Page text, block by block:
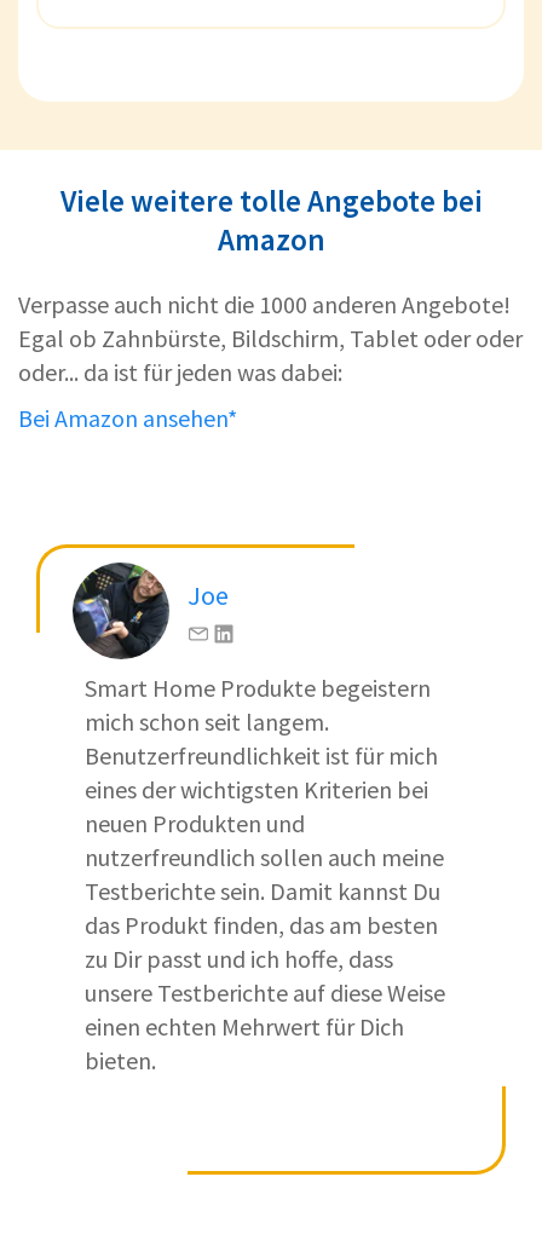
Viele weitere tolle Angebote bei
Amazon
Verpasse auch nicht die 1000 anderen Angebote!
Egal ob Zahnbürste, Bildschirm, Tablet oder oder
oder... da ist für jeden was dabei:
Bei Amazon ansehen*
Joe
Smart Home Produkte begeistern
mich schon seit langem.
Benutzerfreundlichkeit ist für mich
eines der wichtigsten Kriterien bei
neuen Produkten und
nutzerfreundlich sollen auch meine
Testberichte sein. Damit kannst Du
das Produkt finden, das am besten
zu Dir passt und ich hoffe, dass
unsere Testberichte auf diese Weise
einen echten Mehrwert für Dich
bieten.